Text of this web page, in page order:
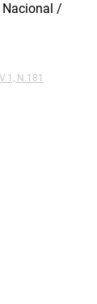
/
N.181